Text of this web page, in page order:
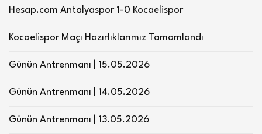
Hesap.com Antalyaspor 1-0 Kocaelispor
Kocaelispor Maçı Hazırlıklarımız Tamamlandı
Günün Antrenmanı | 15.05.2026
Günün Antrenmanı | 14.05.2026
Günün Antrenmanı | 13.05.2026